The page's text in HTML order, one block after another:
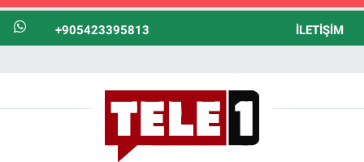
+905423395813 İLETIŞIM